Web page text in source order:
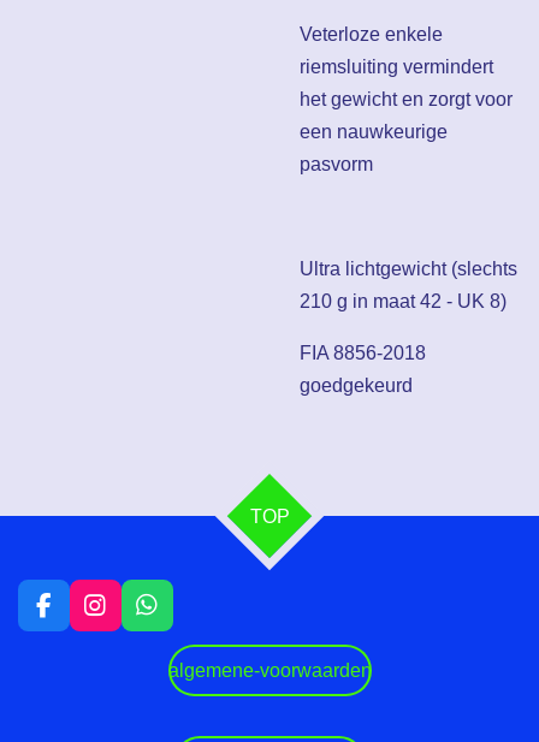
Veterloze enkele
riemsluiting vermindert
het gewicht en zorgt voor
een nauwkeurige
pasvorm
Ultra lichtgewicht (slechts
210 g in maat 42 - UK 8)
FIA 8856-2018
goedgekeurd
TOP
F
a
I
n
W
h
algemene-voorwaarden